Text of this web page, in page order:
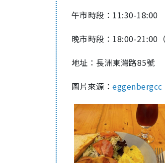
午市時段：11:30-18:00
晚市時段：18:00-21:00（
地址：長洲東灣路85號
圖片來源：eggenbergcc